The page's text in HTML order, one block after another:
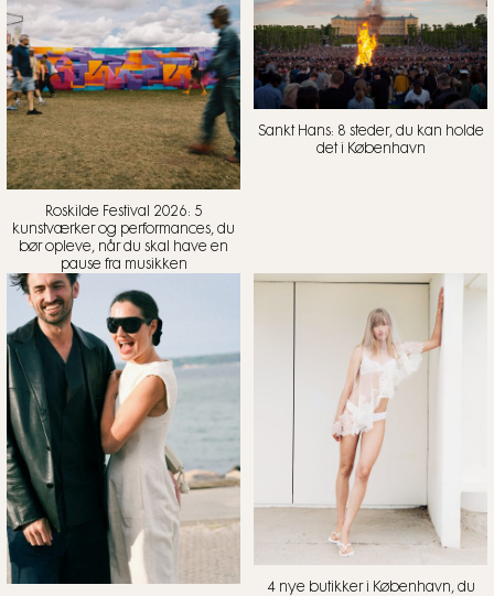
Roskilde Festival 2026: 5
kunstværker og performances, du
bør opleve, når du skal have en
pause fra musikken
Sankt Hans: 8 steder, du kan holde
det i København
4 nye butikker i København, du